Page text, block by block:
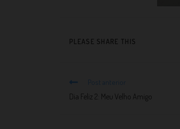
PLEASE SHARE THIS
Post anterior
Dia Feliz 2: Meu Velho Amigo